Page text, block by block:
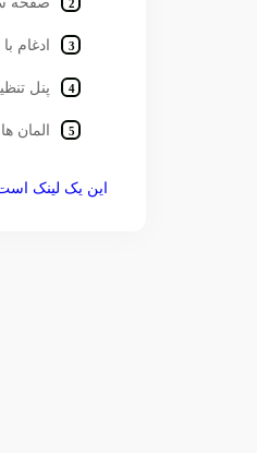
ادغام
پنل
المان
این یک لینک